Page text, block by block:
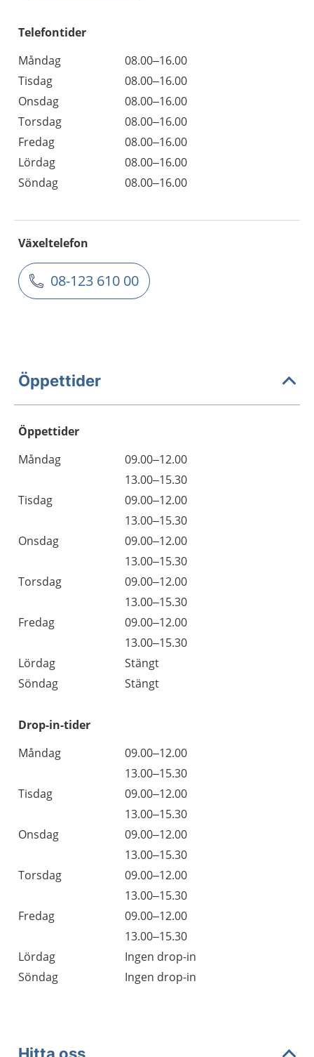
Telefontider
Måndag
08.00–16.00
Tisdag
08.00–16.00
Onsdag
08.00–16.00
Torsdag
08.00–16.00
Fredag
08.00–16.00
Lördag
08.00–16.00
Söndag
08.00–16.00
Växeltelefon
08-123 610 00
Öppettider
Öppettider
Dag
Öppettider
Kommentarer
Måndag
09.00–12.00
13.00–15.30
Tisdag
09.00–12.00
13.00–15.30
Onsdag
09.00–12.00
13.00–15.30
Torsdag
09.00–12.00
13.00–15.30
Fredag
09.00–12.00
13.00–15.30
Lördag
Stängt
Söndag
Stängt
Drop-in-tider
Måndag
09.00–12.00
13.00–15.30
Tisdag
09.00–12.00
13.00–15.30
Onsdag
09.00–12.00
13.00–15.30
Torsdag
09.00–12.00
13.00–15.30
Fredag
09.00–12.00
13.00–15.30
Lördag
Ingen drop-in
Söndag
Ingen drop-in
Hitta oss